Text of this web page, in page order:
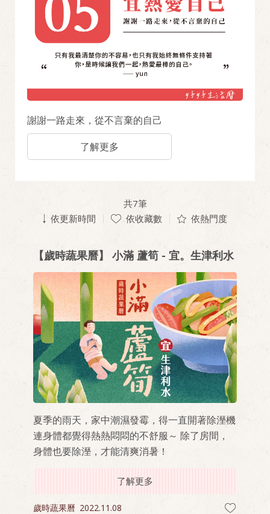
謝謝一路走來，從不言棄的自己
了解更多
共7筆
依更新時間
依收藏數 依熱門度
【歲時蔬果曆】 小滿 蘆筍 - 宜。生津利水
夏季的雨天，家中潮濕發霉，得一直開著除溼機
連身體都覺得熱熱悶悶的不舒服～ 除了房間，
身體也要除溼，才能清爽消暑！
了解更多
歲時蔬果曆 2022.11.08